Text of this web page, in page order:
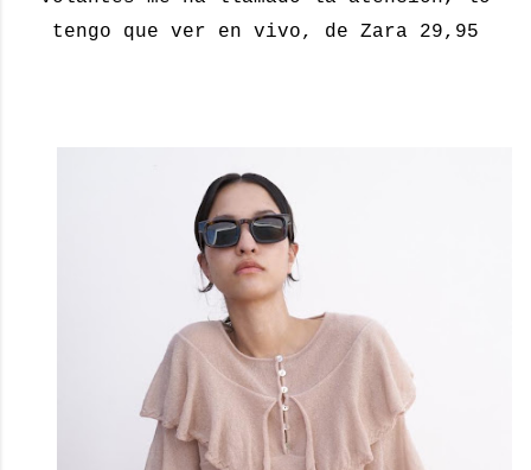
tengo que ver en vivo, de Zara 29,95